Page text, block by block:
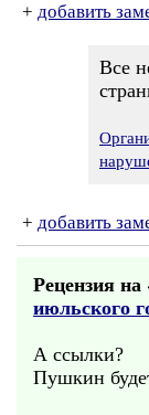
+ добавить
Все
+ добавить
Рецензия на
июльского
А ссылки?
Пушкин